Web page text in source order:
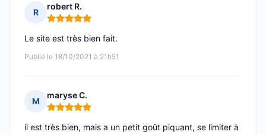
R
robert R.
Note : 5 sur 5
Publié le 18/10/2021 à 21h51
Le site est très bien fait.
M
maryse C.
Note : 5 sur 5
il est très bien, mais a un petit goût piquant, se limiter à